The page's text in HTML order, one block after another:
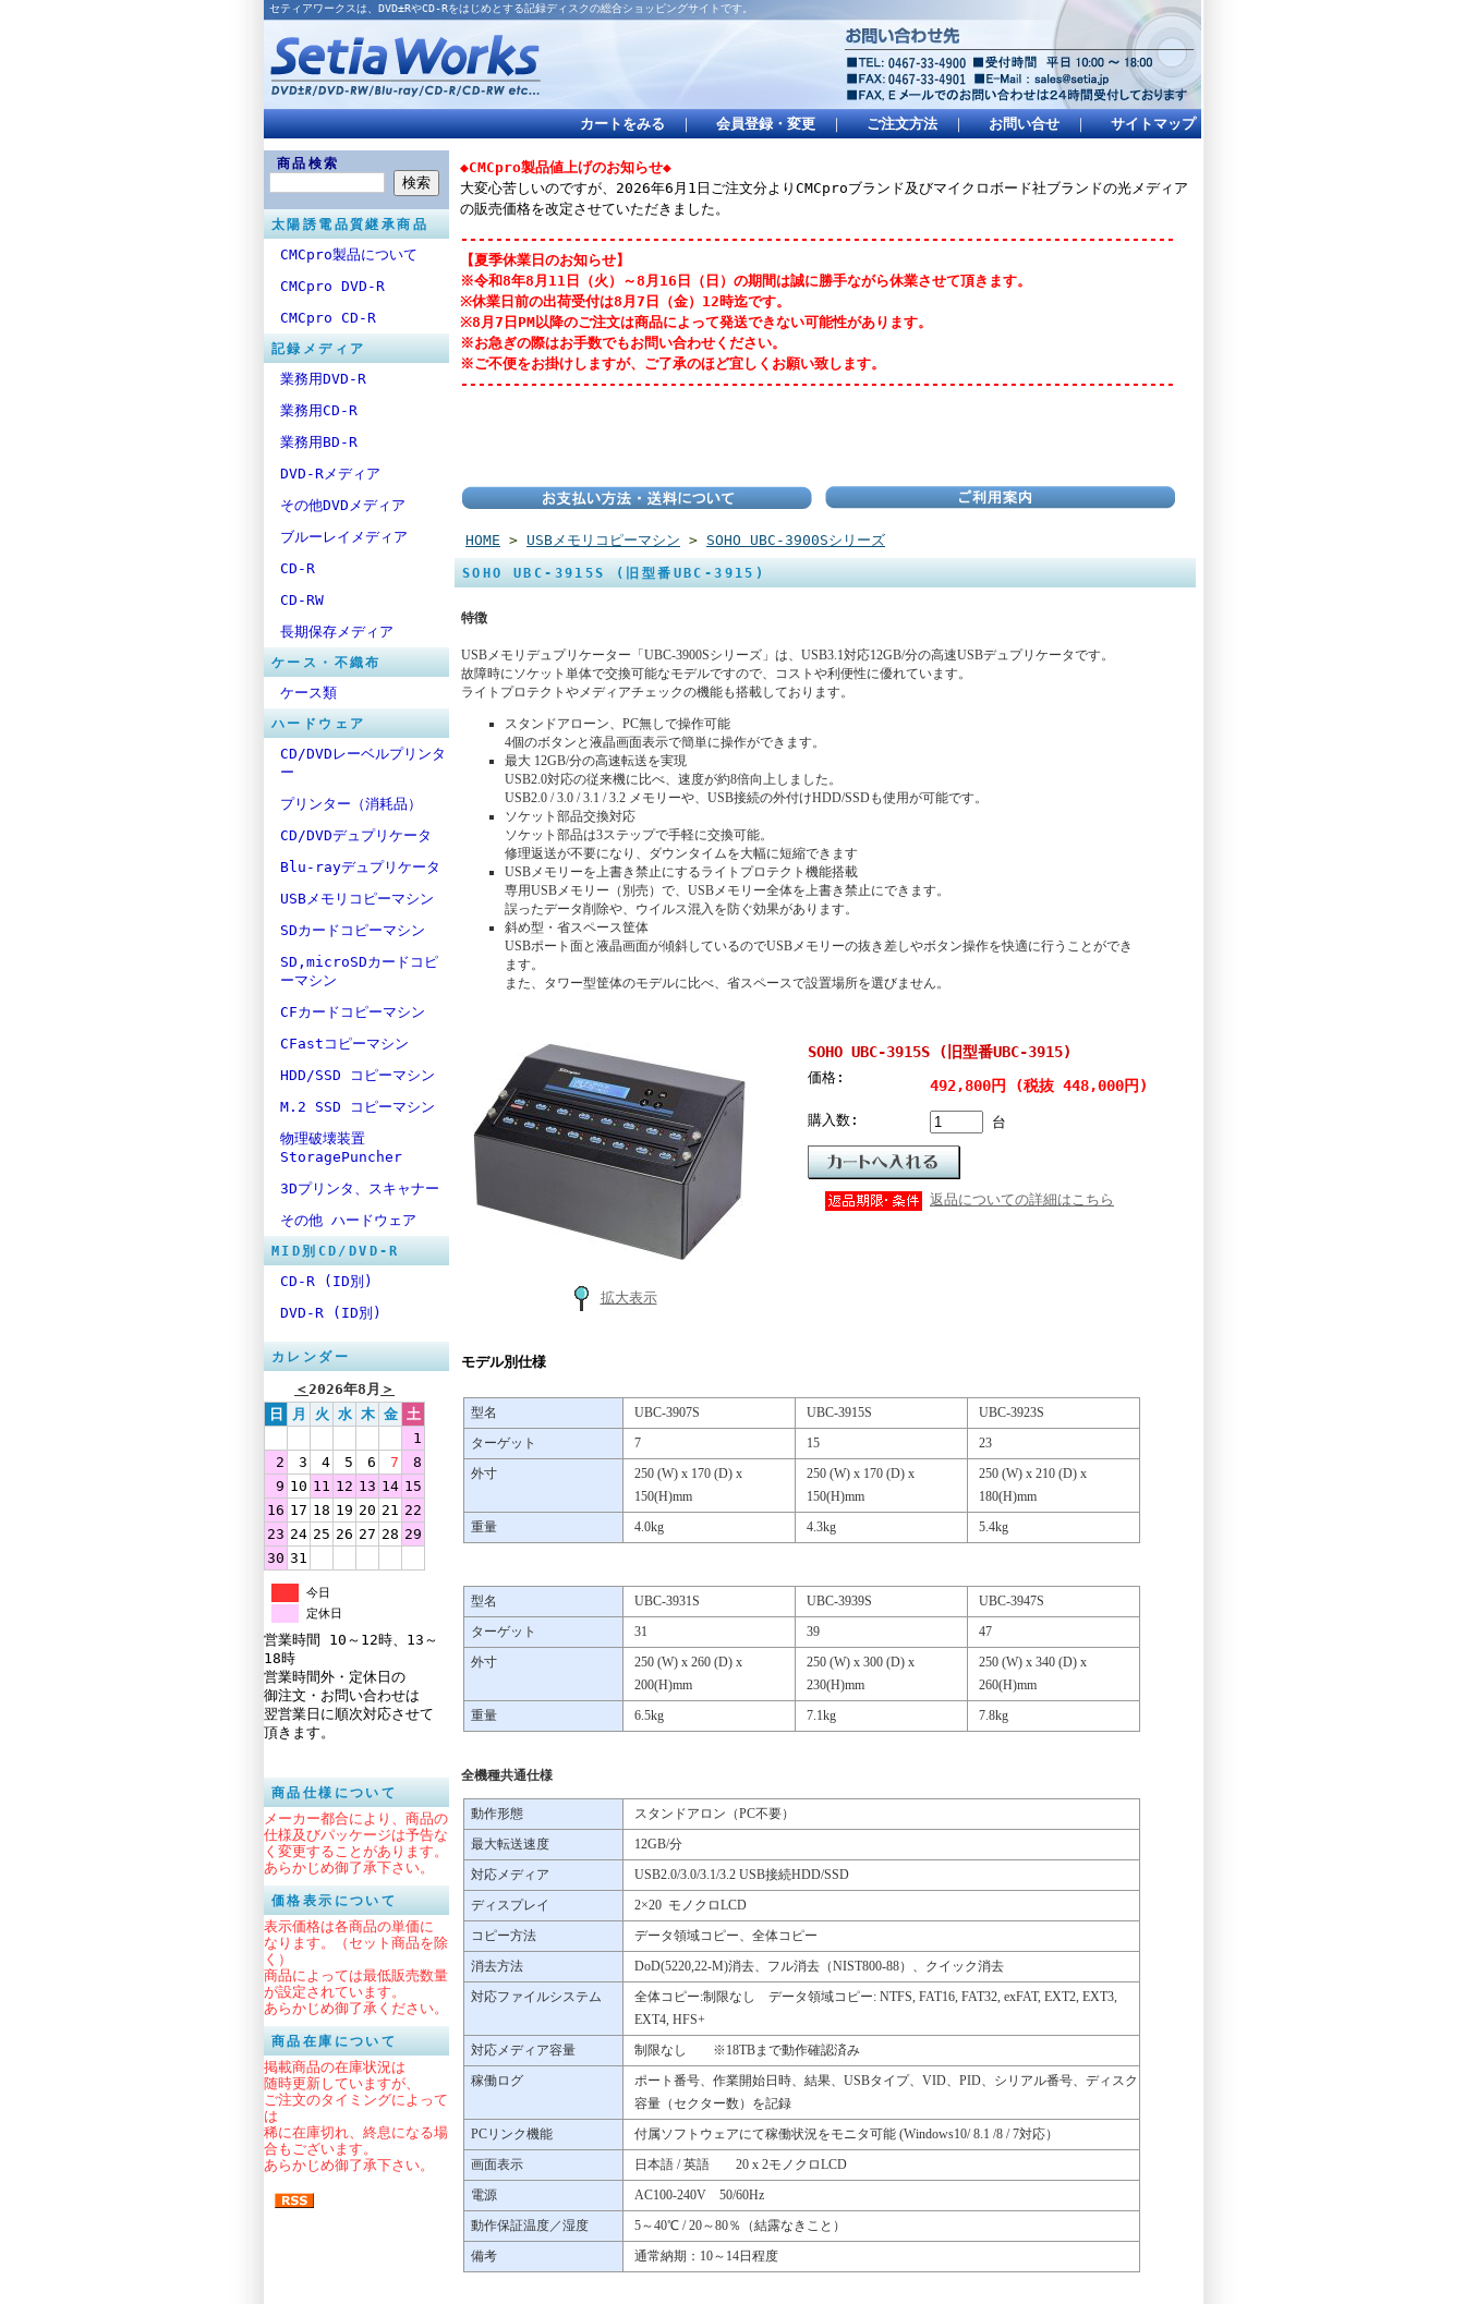
セティアワークスは、DVD±RやCD-Rをはじめとする記録ディスクの総合ショッピングサイトです。
カートをみる ｜ 会員登録・変更 ｜ ご注文方法 ｜ お問い合せ ｜ サイトマップ
商品検索
太陽誘電品質継承商品
CMCpro製品について
CMCpro DVD-R
CMCpro CD-R
記録メディア
業務用DVD-R
業務用CD-R
業務用BD-R
DVD-Rメディア
その他DVDメディア
ブルーレイメディア
CD-R
CD-RW
長期保存メディア
ケース・不織布
ケース類
ハードウェア
CD/DVDレーベルプリンタ
ー
プリンター（消耗品）
CD/DVDデュプリケータ
Blu-rayデュプリケータ
USBメモリコピーマシン
SDカードコピーマシン
SD,microSDカードコピ
ーマシン
CFカードコピーマシン
CFastコピーマシン
HDD/SSD コピーマシン
M.2 SSD コピーマシン
物理破壊装置
StoragePuncher
3Dプリンタ、スキャナー
その他 ハードウェア
MID別CD/DVD-R
CD-R (ID別)
DVD-R (ID別)
カレンダー
＜2026年8月 ＞
日
月 火 水 木 金 土
1
2
3 4 5 6 7
8
9 10 11 12 13 14 15
16 17 18 19 20 21 22
23 24 25 26 27 28 29
30 31
今日
定休日
営業時間 10～12時、13～
18時
営業時間外・定休日の
御注文・お問い合わせは
翌営業日に順次対応させて
頂きます。
商品仕様について
メーカー都合により、商品の
仕様及びパッケージは予告な
く変更することがあります。
あらかじめ御了承下さい。
価格表示について
表示価格は各商品の単価に
なります。（セット商品を除
く）
商品によっては最低販売数量
が設定されています。
あらかじめ御了承ください。
商品在庫について
掲載商品の在庫状況は
随時更新していますが、
ご注文のタイミングによって
は
稀に在庫切れ、終息になる場
合もございます。
あらかじめ御了承下さい。
◆CMCpro製品値上げのお知らせ◆
大変心苦しいのですが、2026年6月1日ご注文分よりCMCproブランド及びマイクロボード社ブランドの光メディア
の販売価格を改定させていただきました。
----------------------------------------------------------------------------------
【夏季休業日のお知らせ】
※令和8年8月11日（火）～8月16日（日）の期間は誠に勝手ながら休業させて頂きます。
※休業日前の出荷受付は8月7日（金）12時迄です。
※8月7日PM以降のご注文は商品によって発送できない可能性があります。
※お急ぎの際はお手数でもお問い合わせください。
※ご不便をお掛けしますが、ご了承のほど宜しくお願い致します。
----------------------------------------------------------------------------------
HOME > USBメモリコピーマシン > SOHO UBC-3900Sシリーズ
SOHO UBC-3915S (旧型番UBC-3915)
特徴
USBメモリデュプリケーター「UBC-3900Sシリーズ」は、USB3.1対応12GB/分の高速USBデュプリケータです。
故障時にソケット単体で交換可能なモデルですので、コストや利便性に優れています。
ライトプロテクトやメディアチェックの機能も搭載しております。
スタンドアローン、PC無しで操作可能
4個のボタンと液晶画面表示で簡単に操作ができます。
最大 12GB/分の高速転送を実現
USB2.0対応の従来機に比べ、速度が約8倍向上しました。
USB2.0 / 3.0 / 3.1 / 3.2 メモリーや、USB接続の外付けHDD/SSDも使用が可能です。
ソケット部品交換対応
ソケット部品は3ステップで手軽に交換可能。
修理返送が不要になり、ダウンタイムを大幅に短縮できます
USBメモリーを上書き禁止にするライトプロテクト機能搭載
専用USBメモリー（別売）で、USBメモリー全体を上書き禁止にできます。
誤ったデータ削除や、ウイルス混入を防ぐ効果があります。
斜め型・省スペース筐体
USBポート面と液晶画面が傾斜しているのでUSBメモリーの抜き差しやボタン操作を快適に行うことができ
ます。
また、タワー型筐体のモデルに比べ、省スペースで設置場所を選びません。
拡大表示
SOHO UBC-3915S (旧型番UBC-3915)
価格: 492,800円 (税抜 448,000円)
購入数: 台
返品についての詳細はこちら
モデル別仕様
型名 UBC-3907S UBC-3915S
UBC-3923S
ターゲット
7 15
23
外寸
250 (W) x 170 (D) x
150(H)mm
250 (W) x 170 (D) x
150(H)mm
250 (W) x 210 (D) x
180(H)mm
重量
4.0kg 4.3kg 5.4kg
型名 UBC-3931S UBC-3939S
UBC-3947S
ターゲット
31 39
47
外寸
250 (W) x 260 (D) x
200(H)mm
250 (W) x 300 (D) x
230(H)mm
250 (W) x 340 (D) x
260(H)mm
重量
6.5kg 7.1kg 7.8kg
全機種共通仕様
動作形態
スタンドアロン（PC不要）
最大転送速度
12GB/分
対応メディア
USB2.0/3.0/3.1/3.2 USB接続HDD/SSD
ディスプレイ
2×20 モノクロLCD
コピー方法
データ領域コピー、全体コピー
消去方法
DoD(5220,22-M)消去、フル消去（NIST800-88）、クイック消去
対応ファイルシステム
全体コピー:制限なし データ領域コピー: NTFS, FAT16, FAT32, exFAT, EXT2, EXT3,
EXT4, HFS+
対応メディア容量
制限なし ※18TBまで動作確認済み
稼働ログ
ポート番号、作業開始日時、結果、USBタイプ、VID、PID、シリアル番号、ディスク
容量（セクター数）を記録
PCリンク機能
付属ソフトウェアにて稼働状況をモニタ可能 (Windows10/ 8.1 /8 / 7対応）
画面表示
日本語 / 英語 20 x 2モノクロLCD
電源
AC100-240V 50/60Hz
動作保証温度／湿度
5～40℃ / 20～80％（結露なきこと）
備考
通常納期：10～14日程度